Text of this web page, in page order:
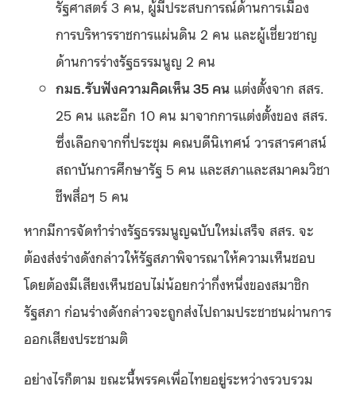
รัฐศาสตร์ 3 คน, ผู้มีประสบการณ์ด้านการเมือง
การบริหารราชการแผ่นดิน 2 คน และผู้เชี่ยวชาญ
ด้านการร่างรัฐธรรมนูญ 2 คน
กมธ.รับฟังความคิดเห็น 35 คน แต่งตั้งจาก สสร.
25 คน และอีก 10 คน มาจากการแต่งตั้งของ สสร.
ซึ่งเลือกจากที่ประชุม คณบดีนิเทศน์ วารสารศาสน์
สถาบันการศึกษารัฐ 5 คน และสภาและสมาคมวิชา
ชีพสื่อฯ 5 คน
หากมีการจัดทำร่างรัฐธรรมนูญฉบับใหม่เสร็จ สสร. จะ
ต้องส่งร่างดังกล่าวให้รัฐสภาพิจารณาให้ความเห็นชอบ
โดยต้องมีเสียงเห็นชอบไม่น้อยกว่ากึ่งหนึ่งของสมาชิก
รัฐสภา ก่อนร่างดังกล่าวจะถูกส่งไปถามประชาชนผ่านการ
ออกเสียงประชามติ
อย่างไรก็ตาม ขณะนี้พรรคเพื่อไทยอยู่ระหว่างรวบรวม